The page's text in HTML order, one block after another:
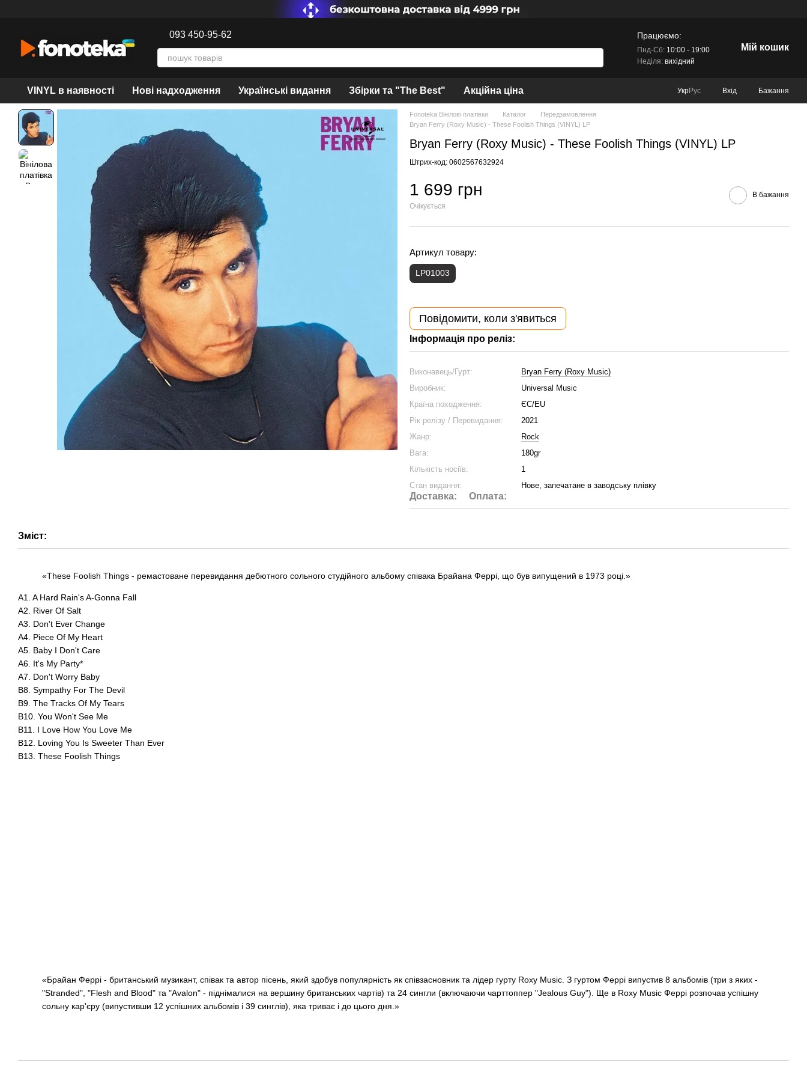
093 450-95-62 Працюємо:
Пнд-Сб:10:00 - 19:00
Неділя:вихідний
Мій кошик
VINYL в наявності Нові надходження Українські видання Збірки та "The Best" Акційна ціна УкрРус Вхід Бажання
Fonoteka Вінілові платівки Каталог
Передзамовлення
Bryan Ferry (Roxy Music) - These Foolish Things (VINYL) LP
Bryan Ferry (Roxy Music) - These Foolish Things (VINYL) LP
Штрих-код: 0602567632924
1 699 грн
Очікується
В бажання
Артикул товару:
LP01003
Повідомити, коли з'явиться
Інформація про реліз:
Виконавець/Гурт:
Bryan Ferry (Roxy Music)
Виробник:
Universal Music
Країна походження:
ЄС/EU
Рік релізу / Перевидання:
2021
Жанр:
Rock
Вага:
180gr
Кількість носіїв:
1
Стан видання:
Нове, запечатане в заводську плівку
Доставка: Оплата:
Зміст:
«These Foolish Things - ремастоване перевидання дебютного сольного студійного альбому співака Брайана Феррі, що був випущений в 1973 році.»
A1. A Hard Rain's A-Gonna Fall
A2. River Of Salt
A3. Don't Ever Change
A4. Piece Of My Heart
A5. Baby I Don't Care
A6. It's My Party*
A7. Don't Worry Baby
B8. Sympathy For The Devil
B9. The Tracks Of My Tears
B10. You Won't See Me
B11. I Love How You Love Me
B12. Loving You Is Sweeter Than Ever
B13. These Foolish Things
«Брайан Феррі - британський музикант, співак та автор пісень, який здобув популярність як співзасновник та лідер гурту Roxy Music. З гуртом Феррі випустив 8 альбомів (три з яких -
"Stranded", "Flesh and Blood" та "Avalon" - піднімалися на вершину британських чартів) та 24 сингли (включаючи чарттоппер "Jealous Guy"). Ще в Roxy Music Феррі розпочав успішну
сольну кар'єру (випустивши 12 успішних альбомів і 39 синглів), яка триває і до цього дня.»